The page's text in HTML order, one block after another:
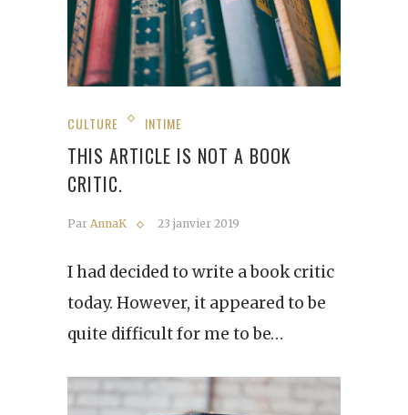
CULTURE INTIME
THIS ARTICLE IS NOT A BOOK
CRITIC.
Par AnnaK 23 janvier 2019
I had decided to write a book critic
today. However, it appeared to be
quite difficult for me to be…